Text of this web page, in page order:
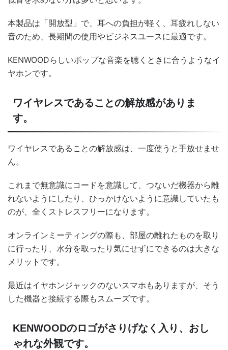
本製品は「開放型」で、耳への負担が軽く、耳疲れしない
音のため、長期間の使用やビジネスユースに最適です。
KENWOODらしいポップな音楽を聴くときに合うようなイ
ヤホンです。
ワイヤレスであることの解放感がありま
す。
ワイヤレスであることの解放感は、一度使うと手放せませ
ん。
これまで無意識にコードを意識して、つないだ機器から離
れないようにしたり、ひっかけないように意識していたも
のが、全くストレスフリーになります。
オンラインミーティングの際も、部屋の離れたものを取り
に行ったり、水分を取ったり気にせずにできるのは大きな
メリットです。
最近はイヤホンジャックのないスマホもありますが、そう
した機器と接続する際もスムーズです。
KENWOODのロゴがさりげなく入り、おし
ゃれな外観です。